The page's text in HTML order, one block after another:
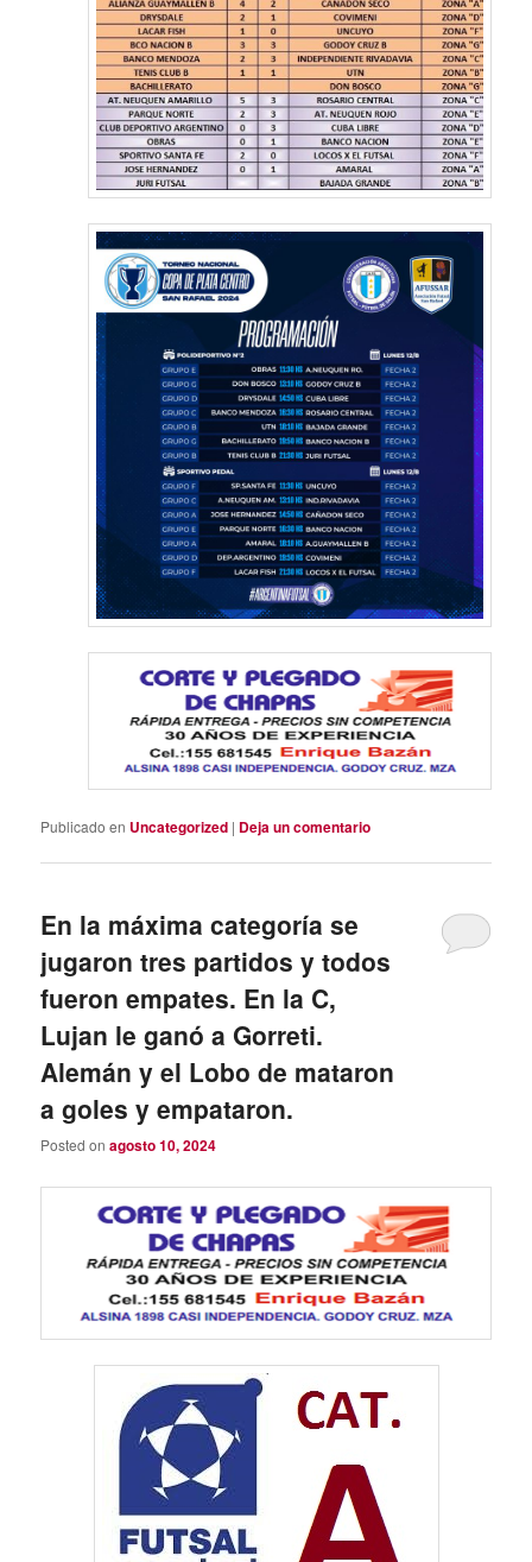
Publicado en Uncategorized | Deja un comentario
En la máxima categoría se
jugaron tres partidos y todos
fueron empates. En la C,
Lujan le ganó a Gorreti.
Alemán y el Lobo de mataron
a goles y empataron.
Posted onagosto 10, 2024